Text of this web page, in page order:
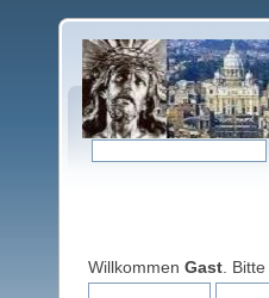
Willkommen Gast . Bitte